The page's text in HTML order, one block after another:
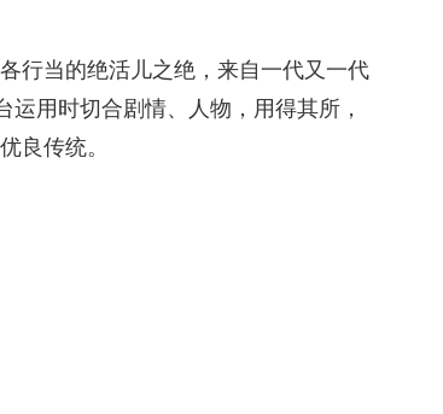
行当的绝活儿之绝，来自一代又一代
运用时切合剧情、人物，用得其所，
良传统。